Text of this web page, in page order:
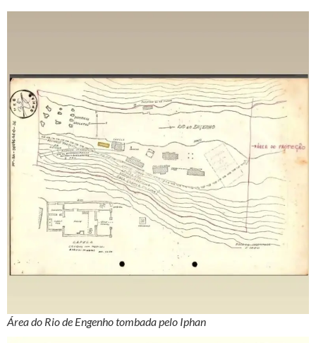
Área do Rio de Engenho tombada pelo Iphan